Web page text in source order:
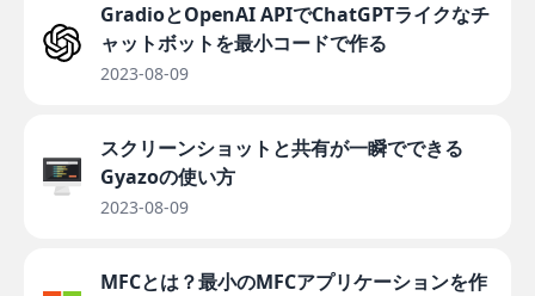
GradioとOpenAI APIでChatGPTライクなチ
ャットボットを最小コードで作る
2023-08-09
スクリーンショットと共有が一瞬でできる
Gyazoの使い方
2023-08-09
MFCとは？最小のMFCアプリケーションを作